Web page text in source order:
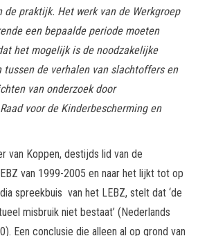
de praktijk. Het werk van de Werkgroep
een bepaalde periode moeten
het mogelijk is de noodzakelijke
tussen de verhalen van slachtoffers en
van onderzoek door
voor de Kinderbescherming en
van Koppen, destijds lid van de
van 1999-2005 en naar het lijkt tot op
spreekbuis van het LEBZ, stelt dat ‘de
misbruik niet bestaat’ (Nederlands
Een conclusie die alleen al op grond van